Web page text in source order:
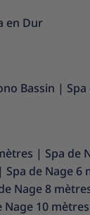
en Dur
Bassin |
| Spa de
| Spa de Nage 6
Nage 8
Nage 10 mètres